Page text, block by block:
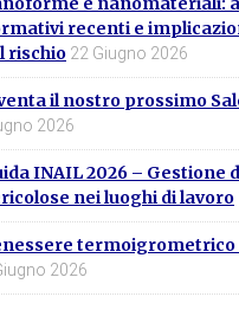
recenti e
rischio 22 Giugno 2026
il nostro prossimo
2026
INAIL 2026 – Gestione
nei luoghi di lavoro
2026